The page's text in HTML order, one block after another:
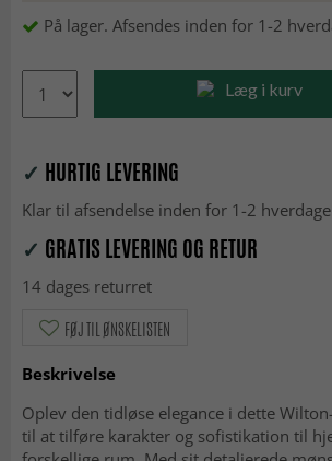
På lager. Afsendes inden for 1-2
Læg i kurv
✓ HURTIG LEVERING
Klar til afsendelse inden for 1-2
✓ GRATIS LEVERING OG RETUR
14 dages returret
FØJ TIL ØNSKELISTEN
Beskrivelse
Oplev den tidløse elegance i dette
til at tilføre karakter og sofistikation til